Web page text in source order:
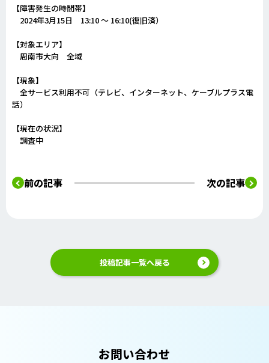
【障害発生の時間帯】
2024年3月15日 13:10 ～ 16:10(復旧済）
【対象エリア】
周南市大向 全域
【現象】
全サービス利用不可（テレビ、インターネット、ケーブルプラス電
話）
【現在の状況】
調査中
前の記事 次の記事
投稿記事一覧へ戻る
お問い合わせ